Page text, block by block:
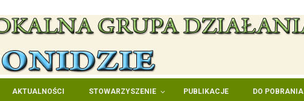
AKTUALNOŚCI STOWARZYSZENIE PUBLIKACJE DO POBRANIA